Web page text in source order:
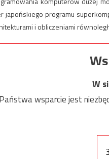
japońskiego programu
i obliczeniami
W
Państwa wsparcie jest